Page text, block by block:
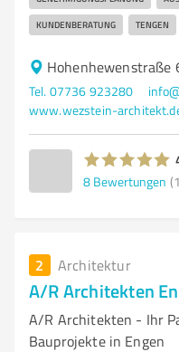
KUNDENBERATUNG TENGEN
Hohenhewenstraße
Tel. 07736 923280
www.wezstein-
8 Bewertungen
2 Architektur
A/R Architekten
A/R Architekten - Ihr
Bauprojekte in Engen